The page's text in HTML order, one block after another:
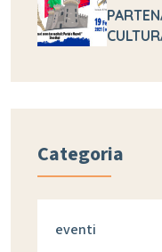
Categoria
eventi